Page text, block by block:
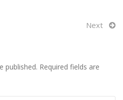
Next
published. Required fields are